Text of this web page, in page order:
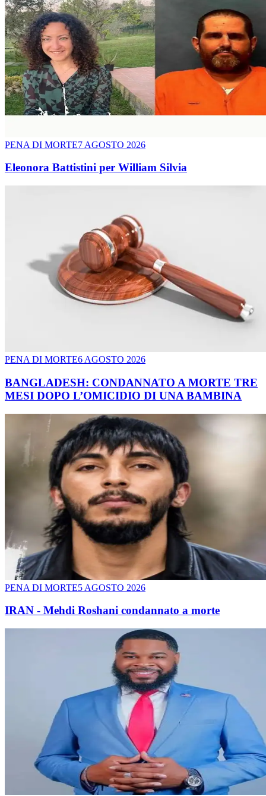
PENA DI MORTE7 AGOSTO 2026
Eleonora Battistini per William Silvia
PENA DI MORTE6 AGOSTO 2026
BANGLADESH: CONDANNATO A MORTE TRE
MESI DOPO L’OMICIDIO DI UNA BAMBINA
PENA DI MORTE5 AGOSTO 2026
IRAN - Mehdi Roshani condannato a morte